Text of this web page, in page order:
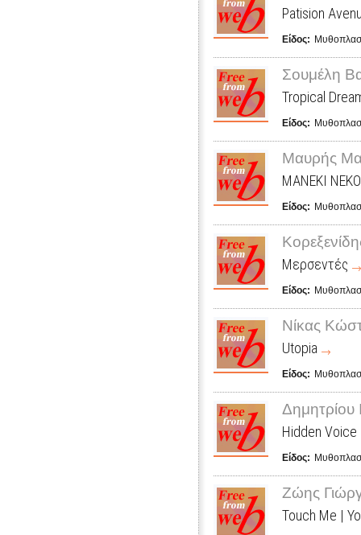
Patision
Είδος:
Σουμέλη
Tropical
Είδος:
Μαυρής
MANEKI NEKO
Είδος:
Μερσεντές
Είδος:
Νίκας
Utopia
Είδος:
Δημητρίου
Hidden Voice
Είδος:
Ζώης
Touch Me |